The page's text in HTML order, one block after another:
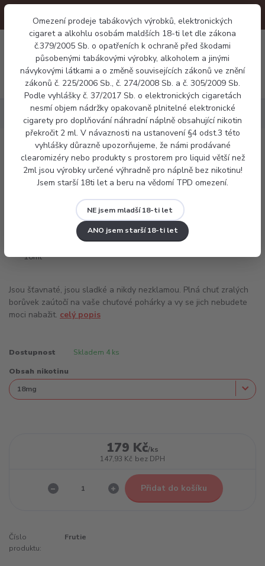
Omezení prodeje tabákových výrobků, elektronických
cigaret a alkohlu osobám maldších 18-ti let dle zákona
č.379/2005 Sb. o opatřeních k ochraně před škodami
působenými tabákovými výrobky, alkoholem a jinými
návykovými látkami a o změně souvisejících zákonů ve znění
zákonů č. 225/2006 Sb., č. 274/2008 Sb. a č. 305/2009 Sb.
Podle vyhlášky č. 37/2017 Sb. o elektronických cigaretách
nesmí objem nádržky opakovaně plnitelné elektronické
cigarety pro doplňování náhradní náplně obsahující nikotin
překročit 2 ml. V návaznosti na ustanovení §4 odst.3 této
vyhlášky důrazně upozorňujeme, že námi prodávané
clearomizéry nebo produkty s prostorem pro liquid větší než
2ml jsou výrobky určené výhradně pro náplně bez nikotinu!
Jsem starší 18ti let a beru na vědomí TPD omezení.
NE jsem mladší 18-ti let
ANO jsem starší 18-ti let
Menu
0 Kč
Frutie borůvka 10ml
Frutie borůvka 10ml
Jsou šťavnaté, jsou sladké a nikdy nezklamou. Plná chuť zralých
borůvek zaútočí na vaše chuťové pohárky a vy se jich nebudete
moci nabažit. celý popis
Dostupnost Skladem 4 ks
Obsah nikotinu
179 Kč/ks
147,93 Kč bez DPH
Přidat do košíku
Číslo
produktu:
Frutie